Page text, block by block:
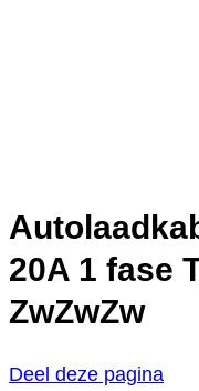
20A 1 fase
ZwZwZw
Deel deze pagina